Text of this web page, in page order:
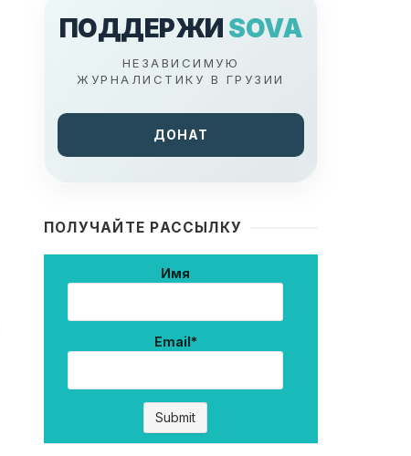
ПОДДЕРЖИ SOVA
НЕЗАВИСИМУЮ
ЖУРНАЛИСТИКУ В ГРУЗИИ
ДОНАТ
ПОЛУЧАЙТЕ РАССЫЛКУ
Имя
Email*